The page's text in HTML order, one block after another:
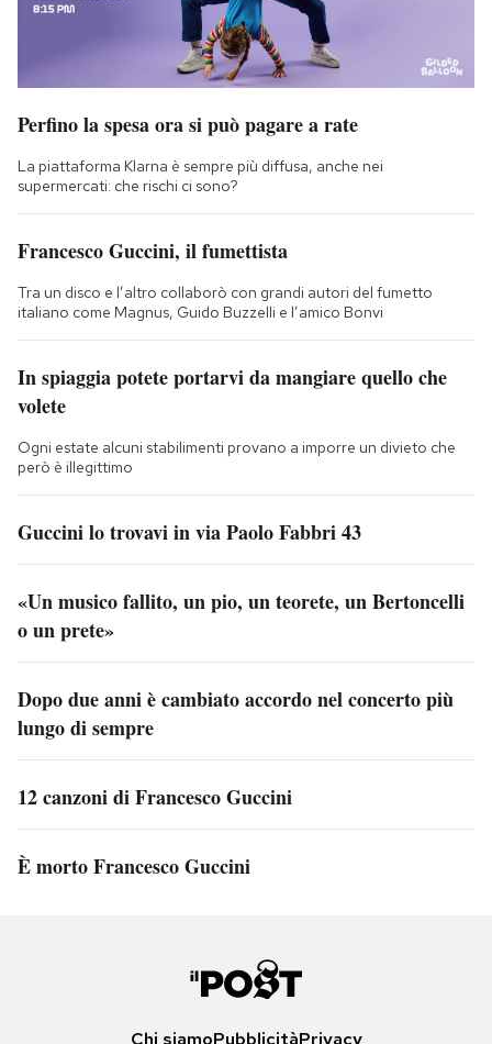
Perfino la spesa ora si può pagare a rate
La piattaforma Klarna è sempre più diffusa, anche nei
supermercati: che rischi ci sono?
Francesco Guccini, il fumettista
Tra un disco e l’altro collaborò con grandi autori del fumetto
italiano come Magnus, Guido Buzzelli e l’amico Bonvi
In spiaggia potete portarvi da mangiare quello che
volete
Ogni estate alcuni stabilimenti provano a imporre un divieto che
però è illegittimo
Guccini lo trovavi in via Paolo Fabbri 43
«Un musico fallito, un pio, un teorete, un Bertoncelli
o un prete»
Dopo due anni è cambiato accordo nel concerto più
lungo di sempre
12 canzoni di Francesco Guccini
È morto Francesco Guccini
Chi siamoPubblicitàPrivacy